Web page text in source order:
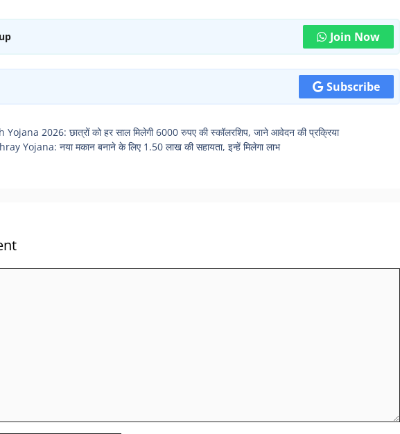
Join Now
Subscribe
2026: छात्रों को हर साल मिलेगी 6000 रुपए की स्कॉलरशिप, जाने आवेदन की प्रक्रिया
Yojana: नया मकान बनाने के लिए 1.50 लाख की सहायता, इन्हें मिलेगा लाभ